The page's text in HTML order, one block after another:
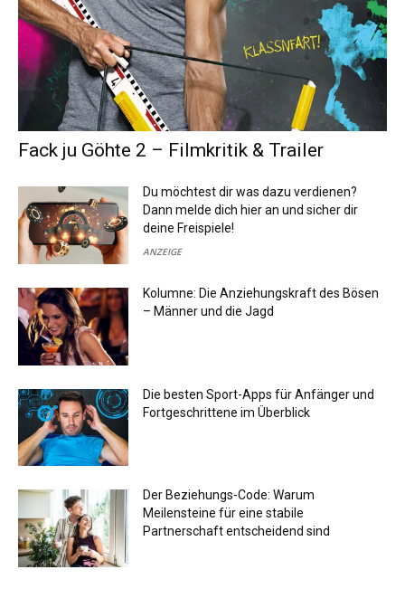
Fack ju Göhte 2 – Filmkritik & Trailer
Du möchtest dir was dazu verdienen?
Dann melde dich hier an und sicher dir
deine Freispiele!
ANZEIGE
Kolumne: Die Anziehungskraft des Bösen
– Männer und die Jagd
Die besten Sport-Apps für Anfänger und
Fortgeschrittene im Überblick
Der Beziehungs-Code: Warum
Meilensteine für eine stabile
Partnerschaft entscheidend sind